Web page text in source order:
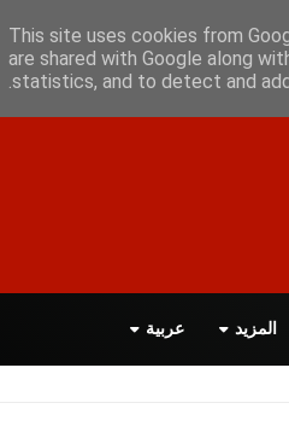
المزيد عربية
This site uses cookies from
are shared with Google along
statistics, and to detect and